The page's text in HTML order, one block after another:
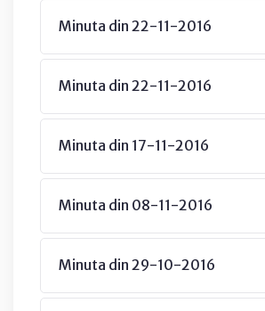
Minuta din 22-11-2016
Minuta din 22-11-2016
Minuta din 17-11-2016
Minuta din 08-11-2016
Minuta din 29-10-2016